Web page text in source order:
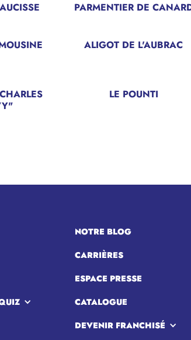
PARMENTIER DE
ALIGOT DE L'AUBRAC
LE POUNTI
NOTRE BLOG
CARRIÈRES
ESPACE PRESSE
CATALOGUE
DEVENIR FRANCHISÉ